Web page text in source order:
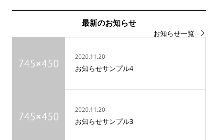
最新のお知らせ
お知らせ一覧
2020.11.20
お知らせサンプル4
2020.11.20
お知らせサンプル3